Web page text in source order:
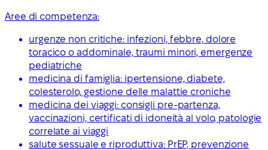
Aree di competenza:
urgenze non critiche: infezioni, febbre, dolore
toracico o addominale, traumi minori, emergenze
pediatriche
medicina di famiglia: ipertensione, diabete,
colesterolo, gestione delle malattie croniche
medicina dei viaggi: consigli pre-partenza,
vaccinazioni, certificati di idoneità al volo, patologie
correlate ai viaggi
salute sessuale e riproduttiva: PrEP, prevenzione